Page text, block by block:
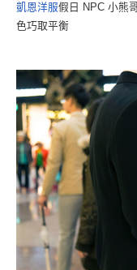
凱恩洋服假日 NPC 小熊
色巧取平衡